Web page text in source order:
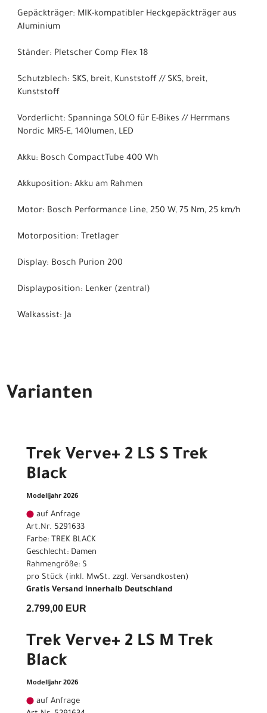
Gepäckträger: MIK-kompatibler Heckgepäckträger aus
Aluminium
Ständer: Pletscher Comp Flex 18
Schutzblech: SKS, breit, Kunststoff // SKS, breit,
Kunststoff
Vorderlicht: Spanninga SOLO für E-Bikes // Herrmans
Nordic MR5-E, 140lumen, LED
Akku: Bosch CompactTube 400 Wh
Akkuposition: Akku am Rahmen
Motor: Bosch Performance Line, 250 W, 75 Nm, 25 km/h
Motorposition: Tretlager
Display: Bosch Purion 200
Displayposition: Lenker (zentral)
Walkassist: Ja
Varianten
Trek Verve+ 2 LS S Trek
Black
Modelljahr 2026
auf Anfrage
Art.Nr. 5291633
Farbe: TREK BLACK
Geschlecht: Damen
Rahmengröße: S
pro Stück (inkl. MwSt. zzgl. Versandkosten)
Gratis Versand innerhalb Deutschland
2.799,00 EUR
Trek Verve+ 2 LS M Trek
Black
Modelljahr 2026
auf Anfrage